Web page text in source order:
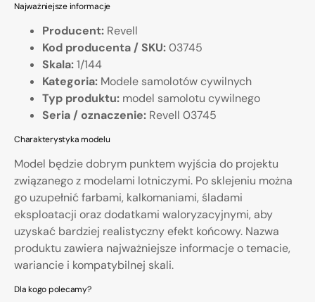
Najważniejsze informacje
Producent: Revell
Kod producenta / SKU:03745
Skala:1/144
Kategoria: Modele samolotów cywilnych
Typ produktu: model samolotu cywilnego
Seria / oznaczenie: Revell 03745
Charakterystyka modelu
Model będzie dobrym punktem wyjścia do projektu
związanego z modelami lotniczymi. Po sklejeniu można
go uzupełnić farbami, kalkomaniami, śladami
eksploatacji oraz dodatkami waloryzacyjnymi, aby
uzyskać bardziej realistyczny efekt końcowy. Nazwa
produktu zawiera najważniejsze informacje o temacie,
wariancie i kompatybilnej skali.
Dla kogo polecamy?